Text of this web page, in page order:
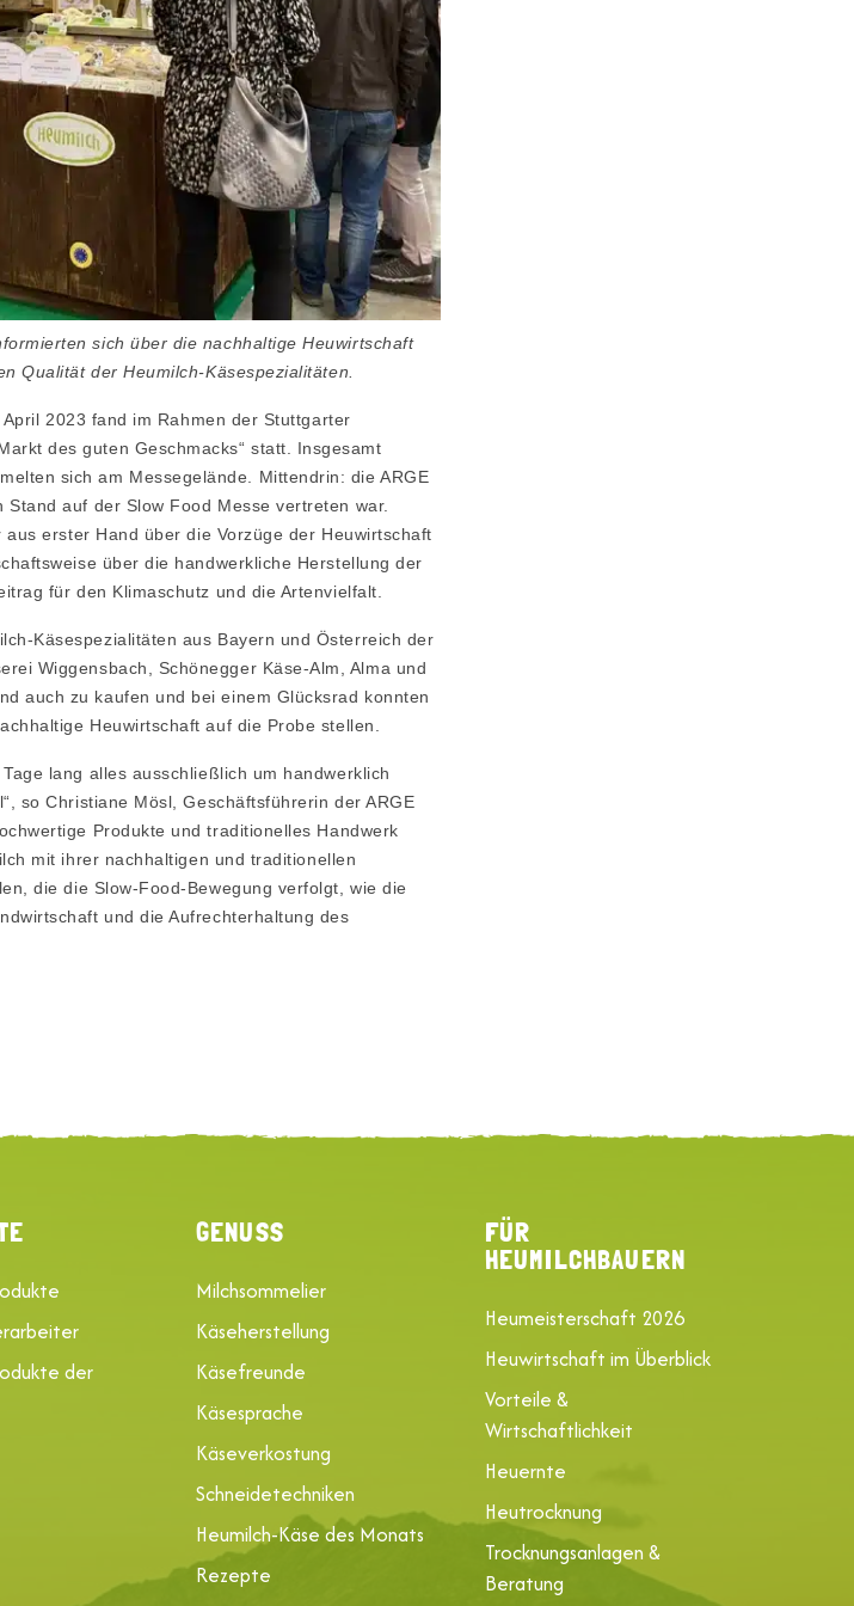
sich über die nachhaltige Heuwirtschaft
Qualität der Heumilch-Käsespezialitäten.
2023 fand im Rahmen der Stuttgarter
des guten Geschmacks“ statt. Insgesamt
sich am Messegelände. Mittendrin: die ARGE
auf der Slow Food Messe vertreten war.
erster Hand über die Vorzüge der Heuwirtschaft
über die handwerkliche Herstellung der
für den Klimaschutz und die Artenvielfalt.
Käsespezialitäten aus Bayern und Österreich der
Wiggensbach, Schönegger Käse-Alm, Alma und
auch zu kaufen und bei einem Glücksrad konnten
Heuwirtschaft auf die Probe stellen.
lang alles ausschließlich um handwerklich
so Christiane Mösl, Geschäftsführerin der ARGE
Produkte und traditionelles Handwerk
mit ihrer nachhaltigen und traditionellen
die die Slow-Food-Bewegung verfolgt, wie die
und die Aufrechterhaltung des
der
GENUSS
Milchsommelier
Käseherstellung
Käsefreunde
Käsesprache
Käseverkostung
Schneidetechniken
Heumilch-Käse des Monats
Rezepte
FÜR
HEUMILCHBAUERN
Heumeisterschaft 2026
Heuwirtschaft im Überblick
Vorteile &
Wirtschaftlichkeit
Heuernte
Heutrocknung
Trocknungsanlagen &
Beratung